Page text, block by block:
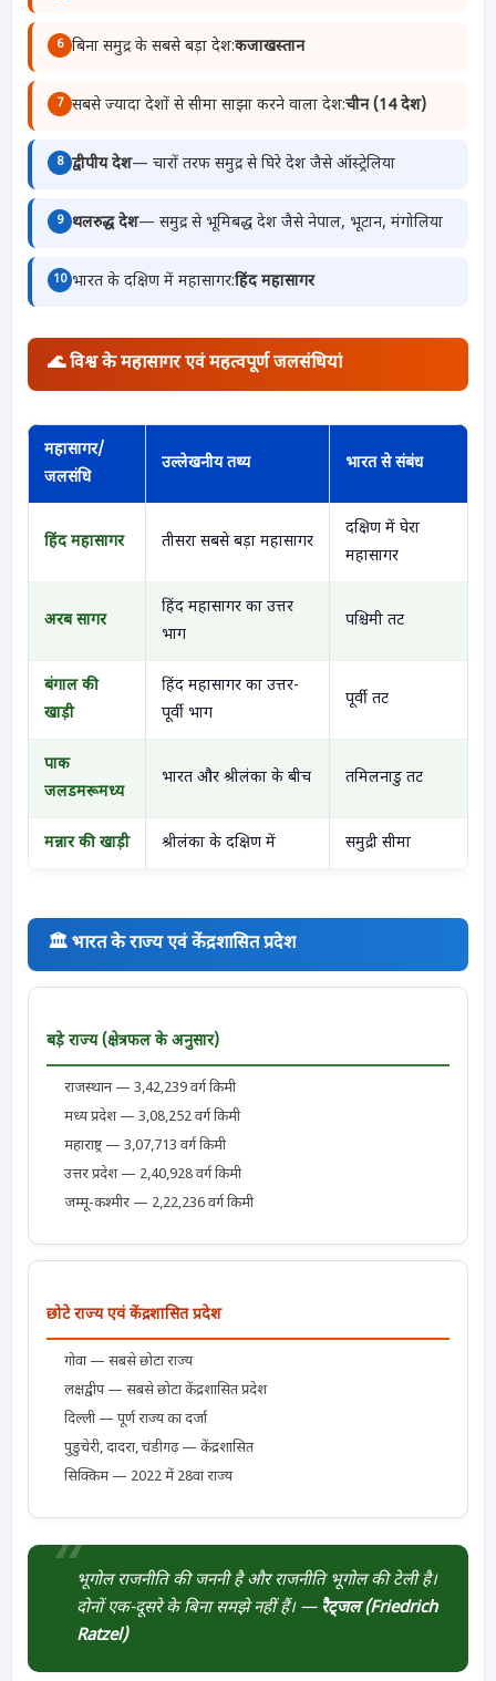
6 बिना समुद्र के सबसे बड़ा देश:कजाखस्तान
7 सबसे ज्यादा देशों से सीमा साझा करने वाला देश:चीन (14 देश)
8 द्वीपीय देश— चारों तरफ समुद्र से घिरे देश जैसे ऑस्ट्रेलिया
9 थलरुद्ध देश— समुद्र से भूमिबद्ध देश जैसे नेपाल, भूटान, मंगोलिया
10 भारत के दक्षिण में महासागर:हिंद महासागर
🌊 विश्व के महासागर एवं महत्वपूर्ण जलसंधियां
महासागर/
जलसंधि
उल्लेखनीय तथ्य भारत से संबंध
हिंद महासागर तीसरा सबसे बड़ा महासागर
दक्षिण में घेरा
महासागर
अरब सागर
हिंद महासागर का उत्तर
भाग
पश्चिमी तट
बंगाल की
खाड़ी
हिंद महासागर का उत्तर-
पूर्वी भाग
पूर्वी तट
पाक
जलडमरूमध्य
भारत और श्रीलंका के बीच तमिलनाडु तट
मन्नार की खाड़ी श्रीलंका के दक्षिण में समुद्री सीमा
🏛 भारत के राज्य एवं केंद्रशासित प्रदेश
बड़े राज्य (क्षेत्रफल के अनुसार)
राजस्थान — 3,42,239 वर्ग किमी
मध्य प्रदेश — 3,08,252 वर्ग किमी
महाराष्ट्र — 3,07,713 वर्ग किमी
उत्तर प्रदेश — 2,40,928 वर्ग किमी
जम्मू-कश्मीर — 2,22,236 वर्ग किमी
छोटे राज्य एवं केंद्रशासित प्रदेश
गोवा — सबसे छोटा राज्य
लक्षद्वीप — सबसे छोटा केंद्रशासित प्रदेश
दिल्ली — पूर्ण राज्य का दर्जा
पुडुचेरी, दादरा, चंडीगढ़ — केंद्रशासित
सिक्किम — 2022 में 28वां राज्य
भूगोल राजनीति की जननी है और राजनीति भूगोल की टेली है।
दोनों एक-दूसरे के बिना समझे नहीं हैं। — रैट्जल (Friedrich
Ratzel)